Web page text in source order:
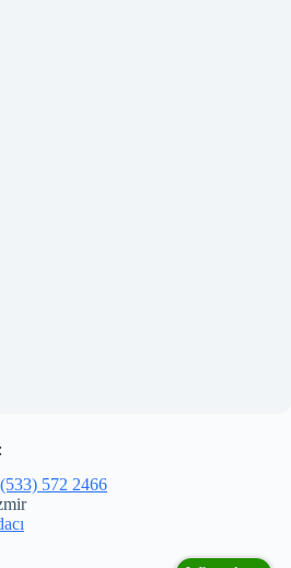
572 2466